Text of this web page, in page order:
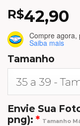
R$42,90
Compre agora,
Saiba mais
Tamanho
Envie Sua
png): * Tamanho